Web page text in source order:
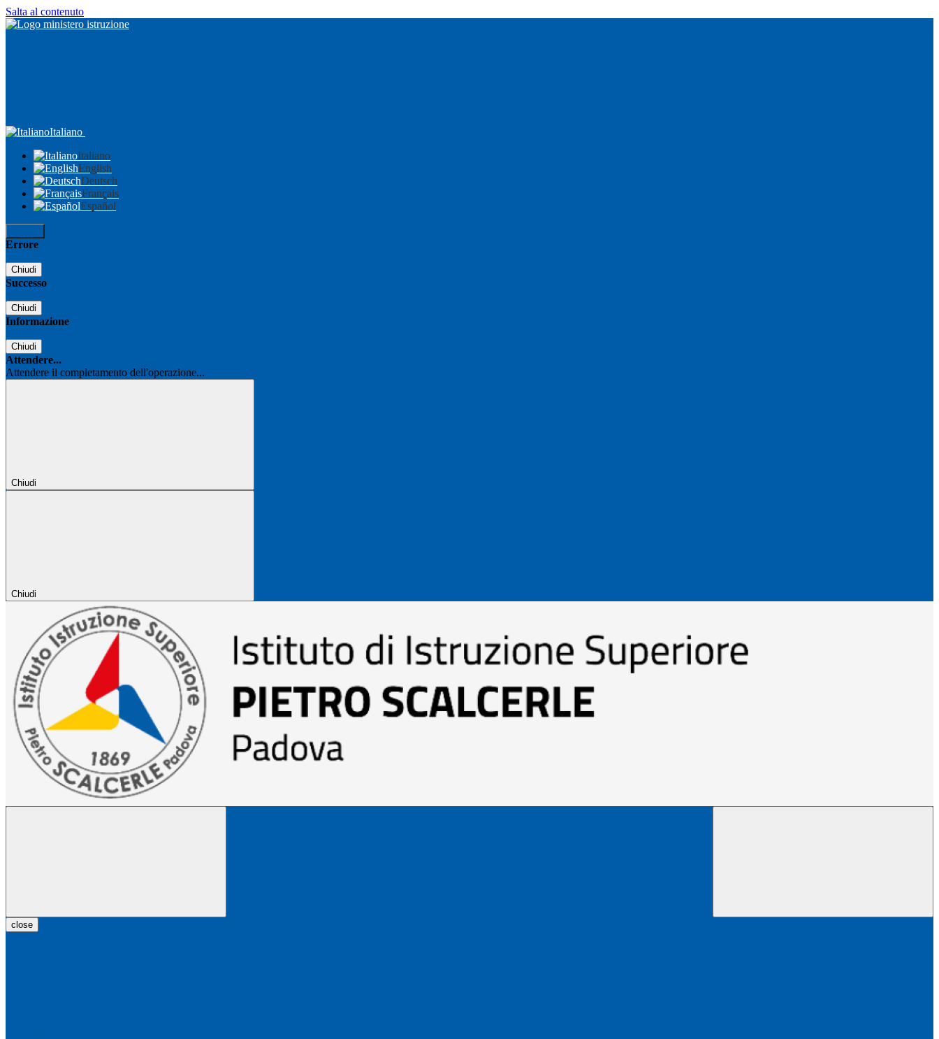
Salta al contenuto
Italiano
Italiano
English
Deutsch
Français
Español
Errore
Chiudi
Successo
Chiudi
Informazione
Chiudi
Attendere...
Attendere il completamento dell'operazione...
Chiudi
Chiudi
close